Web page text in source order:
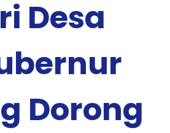
Desa
Dorong